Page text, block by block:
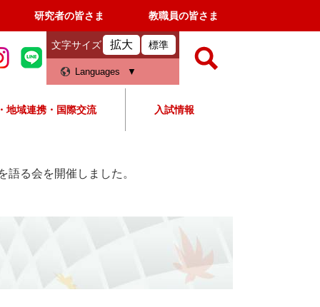
研究者の皆さま 教職員の皆さま
文字サイズ 拡大 標準
Languages
地域連携・国際交流 入試情報
語る会を開催しました。